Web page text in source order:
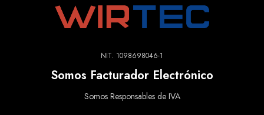
NIT. 1098698046-1
Somos Facturador Electrónico
Somos Responsables de IVA